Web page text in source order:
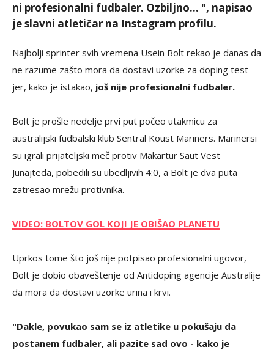
ni profesionalni fudbaler. Ozbiljno... ", napisao
je slavni atletičar na Instagram profilu.
Najbolji sprinter svih vremena Usein Bolt rekao je danas da
ne razume zašto mora da dostavi uzorke za doping test
jer, kako je istakao, još nije profesionalni fudbaler.
Bolt je prošle nedelje prvi put počeo utakmicu za
australijski fudbalski klub Sentral Koust Mariners. Marinersi
su igrali prijateljski meč protiv Makartur Saut Vest
Junajteda, pobedili su ubedljivih 4:0, a Bolt je dva puta
zatresao mrežu protivnika.
VIDEO: BOLTOV GOL KOJI JE OBIŠAO PLANETU
Uprkos tome što još nije potpisao profesionalni ugovor,
Bolt je dobio obaveštenje od Antidoping agencije Australije
da mora da dostavi uzorke urina i krvi.
"Dakle, povukao sam se iz atletike u pokušaju da
postanem fudbaler, ali pazite sad ovo - kako je